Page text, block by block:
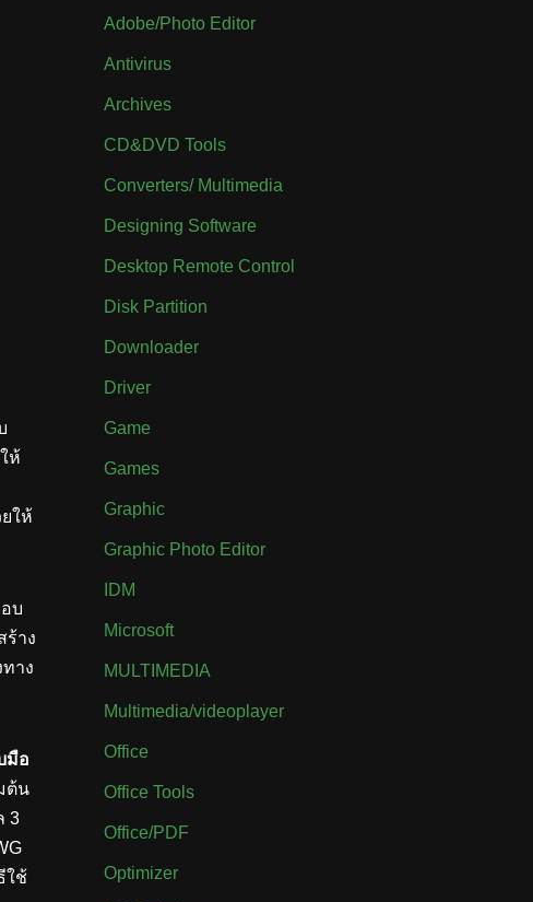
ห้
ให้
บ
ร้าง
าง
มือ
ต้น
3
ใช้
Adobe/Photo Editor
Antivirus
Archives
CD&DVD Tools
Converters/ Multimedia
Designing Software
Desktop Remote Control
Disk Partition
Downloader
Driver
Game
Games
Graphic
Graphic Photo Editor
IDM
Microsoft
MULTIMEDIA
Multimedia/videoplayer
Office
Office Tools
Office/PDF
Optimizer